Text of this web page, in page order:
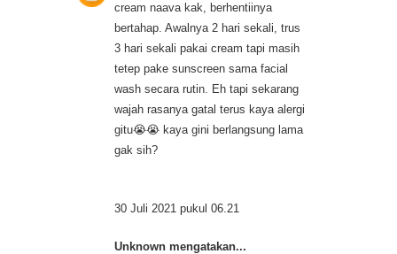
cream naava kak, berhentiinya
bertahap. Awalnya 2 hari sekali, trus
3 hari sekali pakai cream tapi masih
tetep pake sunscreen sama facial
wash secara rutin. Eh tapi sekarang
wajah rasanya gatal terus kaya alergi
gitu😭😭 kaya gini berlangsung lama
gak sih?
30 Juli 2021 pukul 06.21
Unknown mengatakan...